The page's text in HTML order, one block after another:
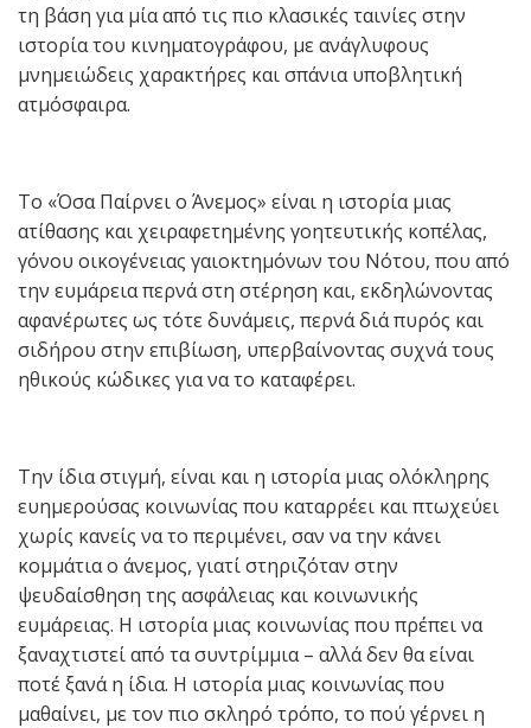
τη βάση για μία από τις πιο κλασικές ταινίες στην
ιστορία του κινηματογράφου, με ανάγλυφους
μνημειώδεις χαρακτήρες και σπάνια υποβλητική
ατμόσφαιρα.
Το «Όσα Παίρνει ο Άνεμος» είναι η ιστορία μιας
ατίθασης και χειραφετημένης γοητευτικής κοπέλας,
γόνου οικογένειας γαιοκτημόνων του Νότου, που από
την ευμάρεια περνά στη στέρηση και, εκδηλώνοντας
αφανέρωτες ως τότε δυνάμεις, περνά διά πυρός και
σιδήρου στην επιβίωση, υπερβαίνοντας συχνά τους
ηθικούς κώδικες για να το καταφέρει.
Την ίδια στιγμή, είναι και η ιστορία μιας ολόκληρης
ευημερούσας κοινωνίας που καταρρέει και πτωχεύει
χωρίς κανείς να το περιμένει, σαν να την κάνει
κομμάτια ο άνεμος, γιατί στηριζόταν στην
ψευδαίσθηση της ασφάλειας και κοινωνικής
ευμάρειας. Η ιστορία μιας κοινωνίας που πρέπει να
ξαναχτιστεί από τα συντρίμμια – αλλά δεν θα είναι
ποτέ ξανά η ίδια. Η ιστορία μιας κοινωνίας που
μαθαίνει, με τον πιο σκληρό τρόπο, το πού γέρνει η